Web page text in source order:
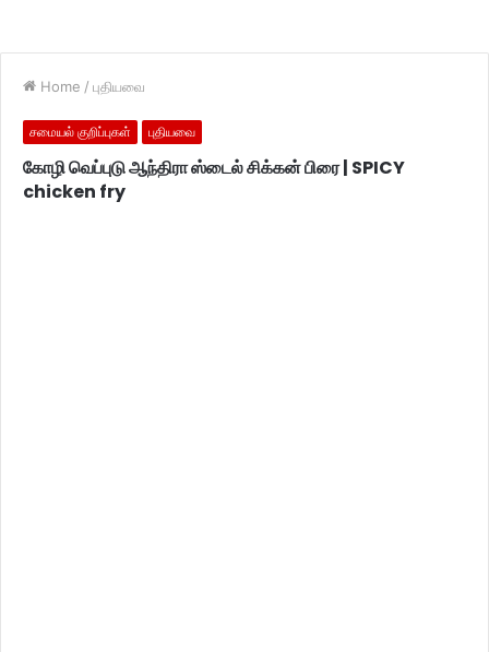
Home / புதியவை
சமையல் குறிப்புகள் புதியவை
கோழி வெப்புடு ஆந்திரா ஸ்டைல் சிக்கன் பிரை | SPICY
chicken fry